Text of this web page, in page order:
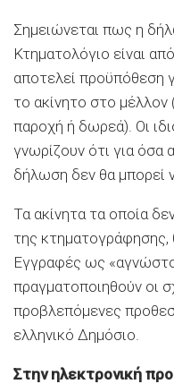
Σημειώνεται πως η
Κτηματολόγιο είναι
αποτελεί προϋπόθεση
το ακίνητο στο μέλλον
παροχή ή δωρεά). Οι
γνωρίζουν ότι για όσα
δήλωση δεν θα μπορεί
Τα ακίνητα τα οποία
της κτηματογράφησης,
Εγγραφές ως
πραγματοποιηθούν οι
προβλεπόμενες
ελληνικό Δημόσιο.
Στην ηλεκτρονική